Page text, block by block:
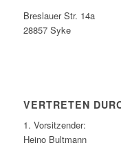
Breslauer Str. 14a
28857 Syke
VERTRETEN
1. Vorsitzender:
Heino Bultmann